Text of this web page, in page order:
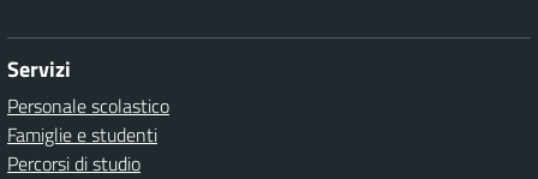
Servizi
Personale scolastico
Famiglie e studenti
Percorsi di studio